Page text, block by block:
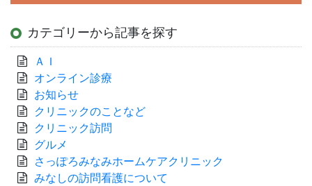
カテゴリーから記事を探す
ＡＩ
オンライン診療
お知らせ
クリニックのことなど
クリニック訪問
グルメ
さっぽろみなみホームケアクリニック
みなしの訪問看護について